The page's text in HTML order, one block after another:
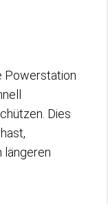
Powerstation
Dies
längeren